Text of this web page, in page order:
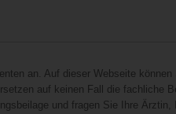
an. Auf dieser Webseite
auf keinen Fall die fachliche
und fragen Sie Ihre Ärztin,